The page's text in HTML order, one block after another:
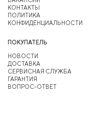
КОНТАКТЫ
ПОЛИТИКА
КОНФИДЕНЦИАЛЬНОСТИ
ПОКУПАТЕЛЬ
НОВОСТИ
ДОСТАВКА
СЕРВИСНАЯ СЛУЖБА
ГАРАНТИЯ
ВОПРОС-ОТВЕТ